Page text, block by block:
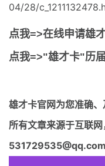
04/28/
点我=>在线申请雄
点我=>"雄才卡"历
雄才卡官网为您准确、
所有文章来源于互联
531729535@qq.com